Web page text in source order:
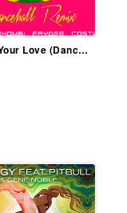
I Need Your Love (Dancehall Remix)